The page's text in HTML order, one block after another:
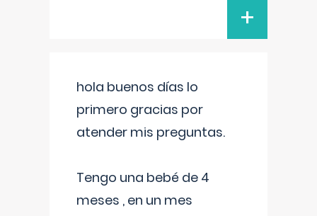
+
hola buenos días lo
primero gracias por
atender mis preguntas.
Tengo una bebé de 4
meses , en un mes